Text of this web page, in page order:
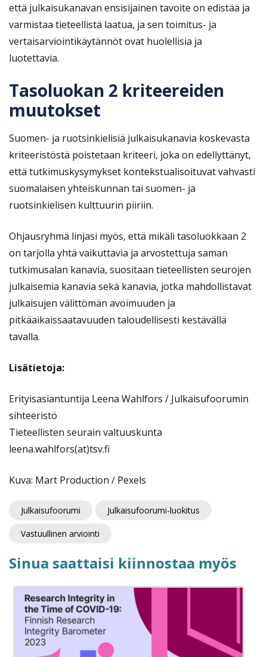
että julkaisukanavan ensisijainen tavoite on edistää ja
varmistaa tieteellistä laatua, ja sen toimitus- ja
vertaisarviointikäytännöt ovat huolellisia ja
luotettavia.
Tasoluokan 2 kriteereiden
muutokset
Suomen- ja ruotsinkielisiä julkaisukanavia koskevasta
kriteeristöstä poistetaan kriteeri, joka on edellyttänyt,
että tutkimuskysymykset kontekstualisoituvat vahvasti
suomalaisen yhteiskunnan tai suomen- ja
ruotsinkielisen kulttuurin piiriin.
Ohjausryhmä linjasi myös, että mikäli tasoluokkaan 2
on tarjolla yhtä vaikuttavia ja arvostettuja saman
tutkimusalan kanavia, suositaan tieteellisten seurojen
julkaisemia kanavia sekä kanavia, jotka mahdollistavat
julkaisujen välittömän avoimuuden ja
pitkäaikaissaatavuuden taloudellisesti kestävällä
tavalla.
Lisätietoja:
Erityisasiantuntija Leena Wahlfors / Julkaisufoorumin
sihteeristö
Tieteellisten seurain valtuuskunta
leena.wahlfors(at)tsv.fi
Kuva: Mart Production / Pexels
Julkaisufoorumi Julkaisufoorumi-luokitus
Vastuullinen arviointi
Sinua saattaisi kiinnostaa myös